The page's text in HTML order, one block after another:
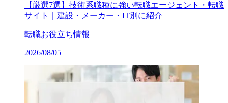
【厳選7選】技術系職種に強い転職エージェント・転職
サイト｜建設・メーカー・IT別に紹介
転職お役立ち情報
2026/08/05